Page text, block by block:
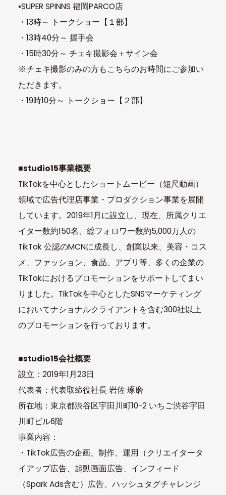
▪SUPER SPINNS 福岡PARCO店
・13時～ トークショー【１部】
・13時40分～ 握手会
・15時30分～ チェキ撮影会＋サイン会
※チェキ撮影のみの方もこちらのお時間にご参加い
ただきます。
・19時10分～ トークショー【２部】
■studio15事業概要
TikTokを中心としたショートムービー（短尺動画）
領域で広告代理店事業・プロダクション事業を展開
しています。2019年1月に設立し、現在、所属クリエ
イター数約150名、総フォロワー数約5,000万人の
TikTok 公認のMCNに成長し、創業以来、美容・コス
メ、ファッション、食品、アプリ等、多くの企業の
TikTokにおけるプロモーションをサポートしてまい
りました。TikTokを中心としたSNSマーケティング
においてナショナルクライアントを含む300社以上
のプロモーションを行っております。
■studio15会社概要
設立：2019年1月23日
代表者：代表取締役社長 岩佐 琢磨
所在地：東京都渋谷区宇田川町10-2 いちご渋谷宇田
川町ビル6階
事業内容：
・TikTok広告の企画、制作、運用（クリエイタータ
イアップ広告、起動画面広告、インフィード
（Spark Ads含む）広告、ハッシュタグチャレンジ